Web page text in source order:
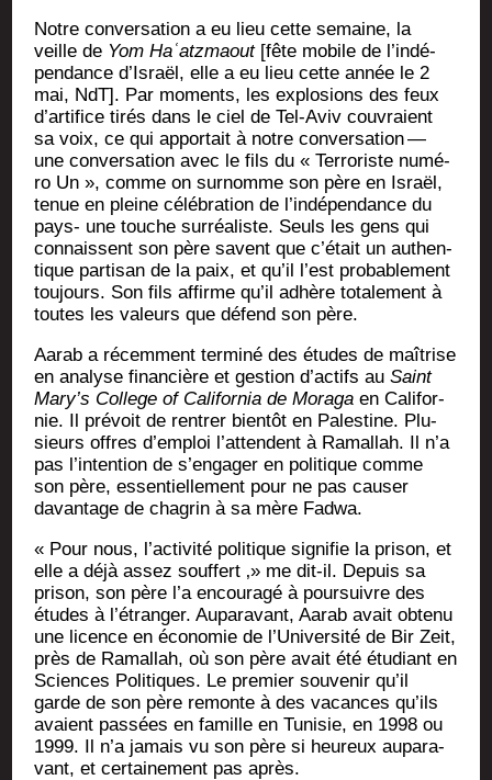
Notre conver­sa­tion a eu lieu cette semaine, la
veille de Yom Haʿatz­maout[fête mobile de l’in­dé­
pen­dance d’Is­raël, elle a eu lieu cette année le 2
mai, NdT]. Par moments, les explo­sions des feux
d’ar­ti­fice tirés dans le ciel de Tel-Aviv cou­vraient
sa voix, ce qui appor­tait à notre conver­sa­tion —
une conver­sa­tion avec le fils du « Ter­ro­riste numé­
ro Un », comme on sur­nomme son père en Israël,
tenue en pleine célé­bra­tion de l’in­dé­pen­dance du
pays- une touche sur­réa­liste. Seuls les gens qui
connaissent son père savent que c’é­tait un authen­
tique par­ti­san de la paix, et qu’il l’est pro­ba­ble­ment
tou­jours. Son fils affirme qu’il adhère tota­le­ment à
toutes les valeurs que défend son père.
Aarab a récem­ment ter­mi­né des études de maî­trise
en ana­lyse finan­cière et ges­tion d’ac­tifs auSaint
Mary’s Col­lege of Cali­for­nia de Mora­ga en Cali­for­
nie. Il pré­voit de ren­trer bien­tôt en Pales­tine. Plu­
sieurs offres d’emploi l’at­tendent à Ramal­lah. Il n’a
pas l’in­ten­tion de s’en­ga­ger en poli­tique comme
son père, essen­tiel­le­ment pour ne pas cau­ser
davan­tage de cha­grin à sa mère Fadwa.
« Pour nous, l’ac­ti­vi­té poli­tique signi­fie la pri­son, et
elle a déjà assez souf­fert ‚» me dit-il. Depuis sa
pri­son, son père l’a encou­ra­gé à pour­suivre des
études à l’é­tran­ger. Aupa­ra­vant, Aarab avait obte­nu
une licence en éco­no­mie de l’U­ni­ver­si­té de Bir Zeit,
près de Ramal­lah, où son père avait été étu­diant en
Sciences Poli­tiques. Le pre­mier sou­ve­nir qu’il
garde de son père remonte à des vacances qu’ils
avaient pas­sées en famille en Tuni­sie, en 1998 ou
1999. Il n’a jamais vu son père si heu­reux aupa­ra­
vant, et cer­tai­ne­ment pas après.